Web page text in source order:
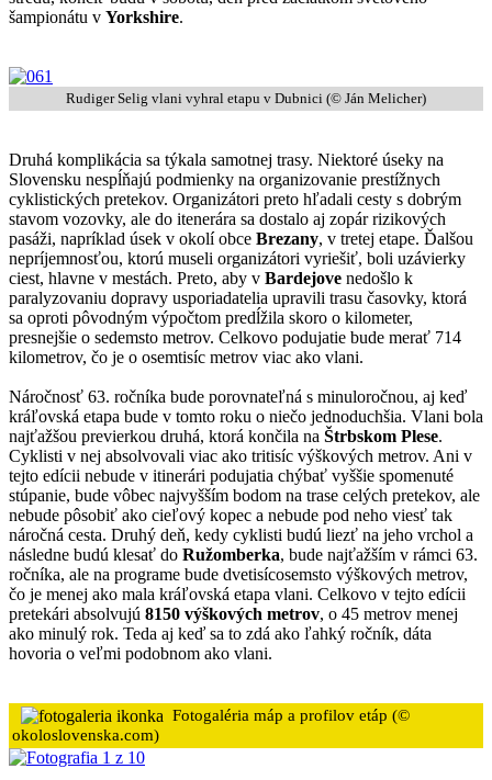
šampionátu v Yorkshire.
Rudiger Selig vlani vyhral etapu v Dubnici (© Ján Melicher)
Druhá komplikácia sa týkala samotnej trasy. Niektoré úseky na
Slovensku nespĺňajú podmienky na organizovanie prestížnych
cyklistických pretekov. Organizátori preto hľadali cesty s dobrým
stavom vozovky, ale do itenerára sa dostalo aj zopár rizikových
pasáži, napríklad úsek v okolí obce Brezany, v tretej etape. Ďalšou
nepríjemnosťou, ktorú museli organizátori vyriešiť, boli uzávierky
ciest, hlavne v mestách. Preto, aby v Bardejove nedošlo k
paralyzovaniu dopravy usporiadatelia upravili trasu časovky, ktorá
sa oproti pôvodným výpočtom predĺžila skoro o kilometer,
presnejšie o sedemsto metrov. Celkovo podujatie bude merať 714
kilometrov, čo je o osemtisíc metrov viac ako vlani.
Náročnosť 63. ročníka bude porovnateľná s minuloročnou, aj keď
kráľovská etapa bude v tomto roku o niečo jednoduchšia. Vlani bola
najťažšou previerkou druhá, ktorá končila na Štrbskom Plese.
Cyklisti v nej absolvovali viac ako tritisíc výškových metrov. Ani v
tejto edícii nebude v itinerári podujatia chýbať vyššie spomenuté
stúpanie, bude vôbec najvyšším bodom na trase celých pretekov, ale
nebude pôsobiť ako cieľový kopec a nebude pod neho viesť tak
náročná cesta. Druhý deň, kedy cyklisti budú liezť na jeho vrchol a
následne budú klesať do Ružomberka, bude najťažším v rámci 63.
ročníka, ale na programe bude dvetisícosemsto výškových metrov,
čo je menej ako mala kráľovská etapa vlani. Celkovo v tejto edícii
pretekári absolvujú 8150 výškových metrov, o 45 metrov menej
ako minulý rok. Teda aj keď sa to zdá ako ľahký ročník, dáta
hovoria o veľmi podobnom ako vlani.
Fotogaléria máp a profilov etáp (©
okoloslovenska.com)